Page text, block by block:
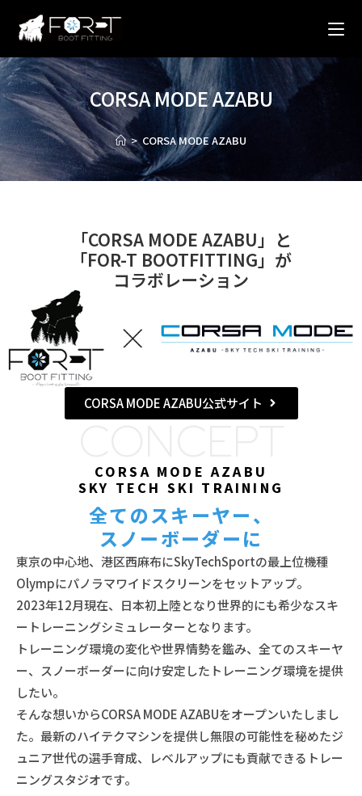
CORSA MODE AZABU
> CORSA MODE AZABU
「CORSA MODE AZABU」と
「FOR-T BOOTFITTING」が
コラボレーション
CORSA MODE AZABU公式サイト
CORSA MODE AZABU
SKY TECH SKI TRAINING
全てのスキーヤー、
スノーボーダーに
東京の中心地、港区西麻布にSkyTechSportの最上位機種
Olympにパノラマワイドスクリーンをセットアップ。
2023年12月現在、日本初上陸となり世界的にも希少なスキ
ートレーニングシミュレーターとなります。
トレーニング環境の変化や世界情勢を鑑み、全てのスキーヤ
ー、スノーボーダーに向け安定したトレーニング環境を提供
したい。
そんな想いからCORSA MODE AZABUをオープンいたしまし
た。最新のハイテクマシンを提供し無限の可能性を秘めたジ
ュニア世代の選手育成、レベルアップにも貢献できるトレー
ニングスタジオです。